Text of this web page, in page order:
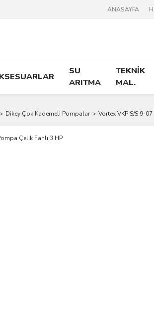
ANASAYFA
SU
ARITMA
TEKNİK
MAL.
Dikey Çok Kademeli Pompalar Vortex VKP S/S 9-